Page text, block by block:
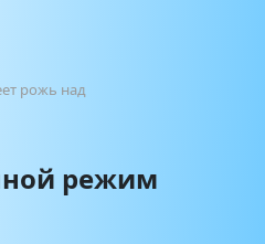
рожь над
режим